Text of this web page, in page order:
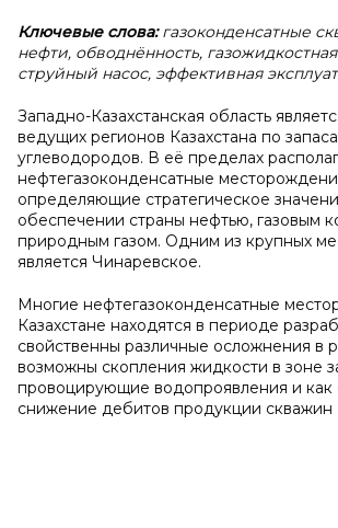
Ключевые слова:газоконденсатные
нефти, обводнённость,
струйный насос, эффективная
Западно-Казахстанская область
ведущих регионов Казахстана по
углеводородов. В её пределах
нефтегазоконденсатные
определяющие стратегическое
обеспечении страны нефтью, газовым
природным газом. Одним из крупных
является Чинаревское.
Многие нефтегазоконденсатные
Казахстане находятся в периоде
свойственны различные осложнения в
возможны скопления жидкости в зоне
провоцирующие водопроявления и как
снижение дебитов продукции скважин